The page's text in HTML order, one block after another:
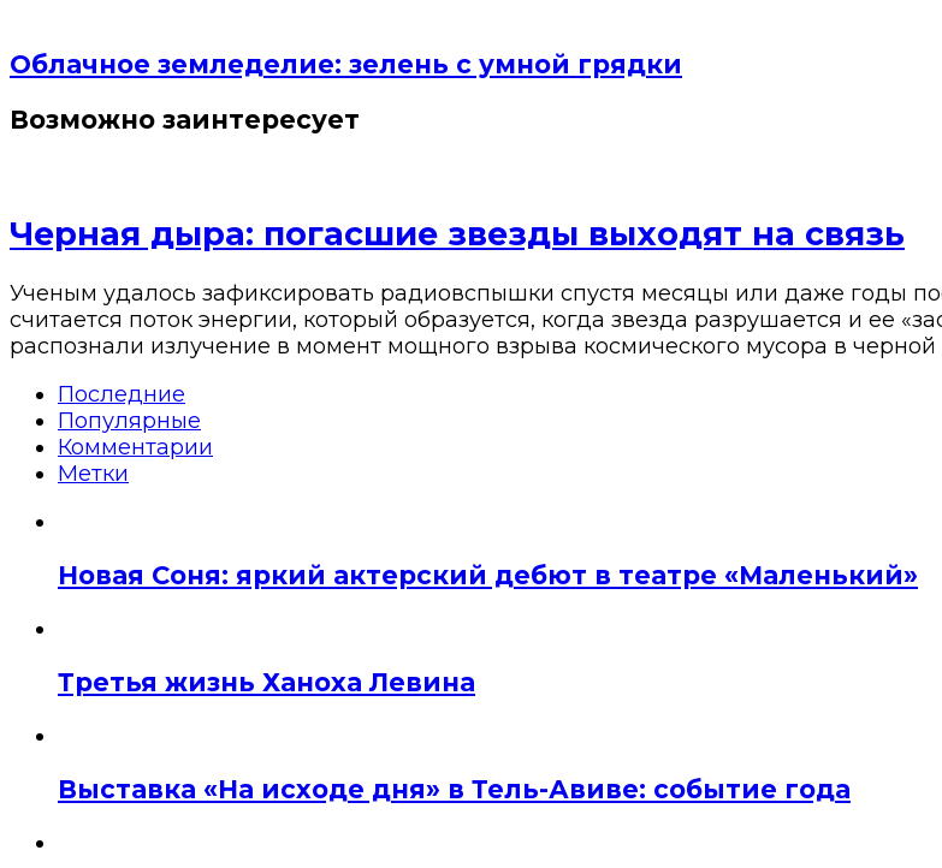
Облачное земледелие: зелень с умной грядки
Возможно заинтересует
Черная дыра: погасшие звезды выходят на связь
Ученым удалось зафиксировать радиовспышки спустя месяцы или даже годы
считается поток энергии, который образуется, когда звезда разрушается и ее
распознали излучение в момент мощного взрыва космического мусора в
Последние
Популярные
Комментарии
Метки
Новая Соня: яркий актерский дебют в театре «Маленький»
Третья жизнь Ханоха Левина
Выставка «На исходе дня» в Тель-Авиве: событие года